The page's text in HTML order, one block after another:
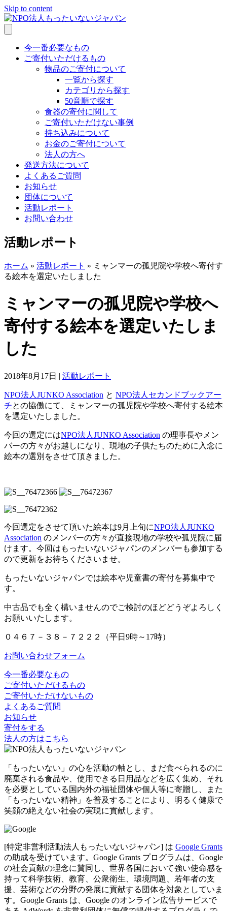
Skip to content
今一番必要なもの
ご寄付いただけるもの
物品のご寄付について
一覧から探す
カテゴリから探す
50音順で探す
食器の寄付に関して
ご寄付いただけない事例
持ち込みについて
お金のご寄付について
法人の方へ
発送方法について
よくあるご質問
お知らせ
団体について
活動レポート
お問い合わせ
活動レポート
ホーム » 活動レポート » ミャンマーの孤児院や学校へ寄付す
る絵本を選定いたしました
ミャンマーの孤児院や学校へ
寄付する絵本を選定いたしま
した
2018年8月17日 | 活動レポート
NPO法人JUNKO Association と NPO法人セカンドブックアー
チとの協働にて、ミャンマーの孤児院や学校へ寄付する絵本
を選定いたしました。
今回の選定にはNPO法人JUNKO Association の理事長やメン
バーの方々がお越しになり、現地の子供たちのために入念に
絵本の選別をさせて頂きました。
今回選定をさせて頂いた絵本は9月上旬にNPO法人JUNKO
Association のメンバーの方々が直接現地の学校や孤児院に届
けます。今回はもったいないジャパンのメンバーも参加する
ので更新をお待ちくださいませ。
もったいないジャパンでは絵本や児童書の寄付を募集中で
す。
中古品でも全く構いませんのでご検討のほどどうぞよろしく
お願いいたします。
０４６７－３８－７２２２（平日9時～17時）
お問い合わせフォーム
今一番必要なもの
ご寄付いただけるもの
ご寄付いただけないもの
よくあるご質問
お知らせ
寄付をする
法人の方はこちら
「もったいない」の心を活動の軸とし、まだ食べられるのに
廃棄される食品や、使用できる日用品などを広く集め、それ
を必要としている国内外の福祉団体や個人等に寄贈し、また
「もったいない精神」を普及することにより、明るく健康で
笑顔の絶えない社会の実現に貢献します。
[特定非営利活動法人もったいないジャパン] は Google Grants
の助成を受けています。Google Grants プログラムは、Google
の社会貢献の理念に賛同し、世界各国において強い使命感を
持って科学技術、教育、公衆衛生、環境問題、若年者の支
援、芸術などの分野の発展に貢献する団体を対象としていま
す。Google Grants は、Google のオンライン広告サービスで